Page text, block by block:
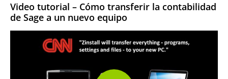
Video tutorial – Cómo transferir la contabilidad
de Sage a un nuevo equipo